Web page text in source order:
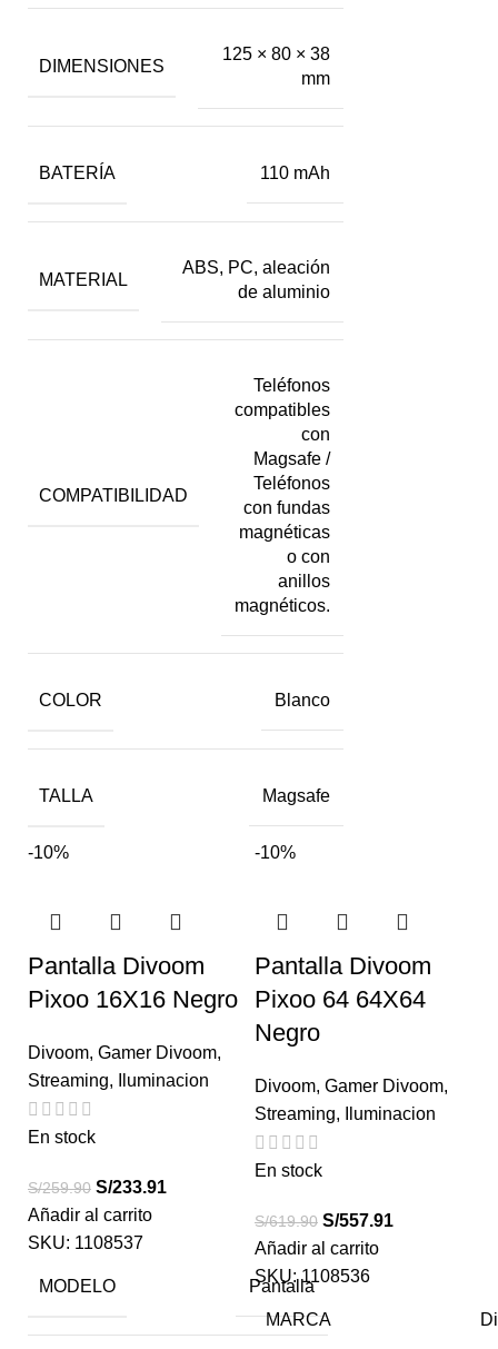
DIMENSIONES
125 × 80 × 38
mm
BATERÍA 110 mAh
MATERIAL
ABS, PC, aleación
de aluminio
COMPATIBILIDAD
Teléfonos
compatibles
con
Magsafe /
Teléfonos
con fundas
magnéticas
o con
anillos
magnéticos.
COLOR Blanco
TALLA Magsafe
-10%
Pantalla Divoom
Pixoo 16X16 Negro
Divoom, Gamer Divoom,
Streaming, Iluminacion
En stock
S/259.90 S/233.91
Añadir al carrito
SKU: 1108537
MODELO Pantalla
-10%
Pantalla Divoom
Pixoo 64 64X64
Negro
Divoom, Gamer Divoom,
Streaming, Iluminacion
En stock
S/619.90 S/557.91
Añadir al carrito
SKU:1108536
MARCA